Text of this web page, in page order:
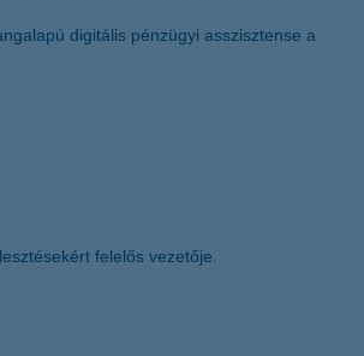
digitális pénzügyi asszisztense a
felelős vezetője.